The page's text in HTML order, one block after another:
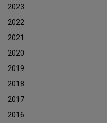
2023
2022
2021
2020
2019
2018
2017
2016